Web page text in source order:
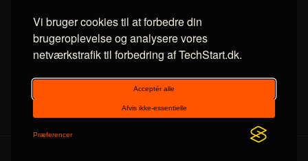
Vi bruger cookies til at forbedre din
brugeroplevelse og analysere vores
netværkstrafik til forbedring af TechStart.dk.
Følg os
LinkedIn RSS